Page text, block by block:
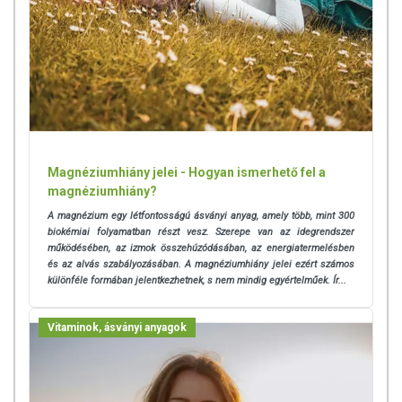
Napi ajánlott mennyiség: 2 kapszula
A napi ajánlott mennyiséget ne lépje túl!
Minőségét megőrzi:lásd a csomagoláson feltüntetett
dátumot.
Gyártja: Swanson Health Products USA
OGYÉI nyilvántartási szám: 23492/2020
A felhasználási javaslatban megadott mennyiséget ne lépje túl!
A termék nem helyettesíti a vegyes étrendet és az egészséges
életmódot. A doboz gyermekek elől gondosan elzárva tartandó!
Magnéziumhiány jelei - Hogyan ismerhető fel a
magnéziumhiány?
A magnézium egy létfontosságú ásványi anyag, amely több, mint 300
biokémiai folyamatban részt vesz. Szerepe van az idegrendszer
működésében, az izmok összehúzódásában, az energiatermelésben
és az alvás szabályozásában. A magnéziumhiány jelei ezért számos
különféle formában jelentkezhetnek, s nem mindig egyértelműek. Ír...
Vitaminok, ásványi anyagok